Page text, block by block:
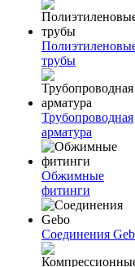
трубы
Трубопроводная
арматура
Обжимные
фитинги
Соединения